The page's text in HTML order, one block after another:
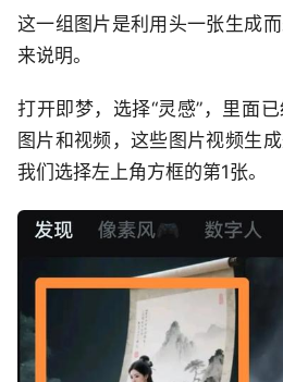
这一组图片是利用头一张生成
来说明。
打开即梦，选择“灵感”，里面
图片和视频，这些图片视频生
我们选择左上角方框的第1张。